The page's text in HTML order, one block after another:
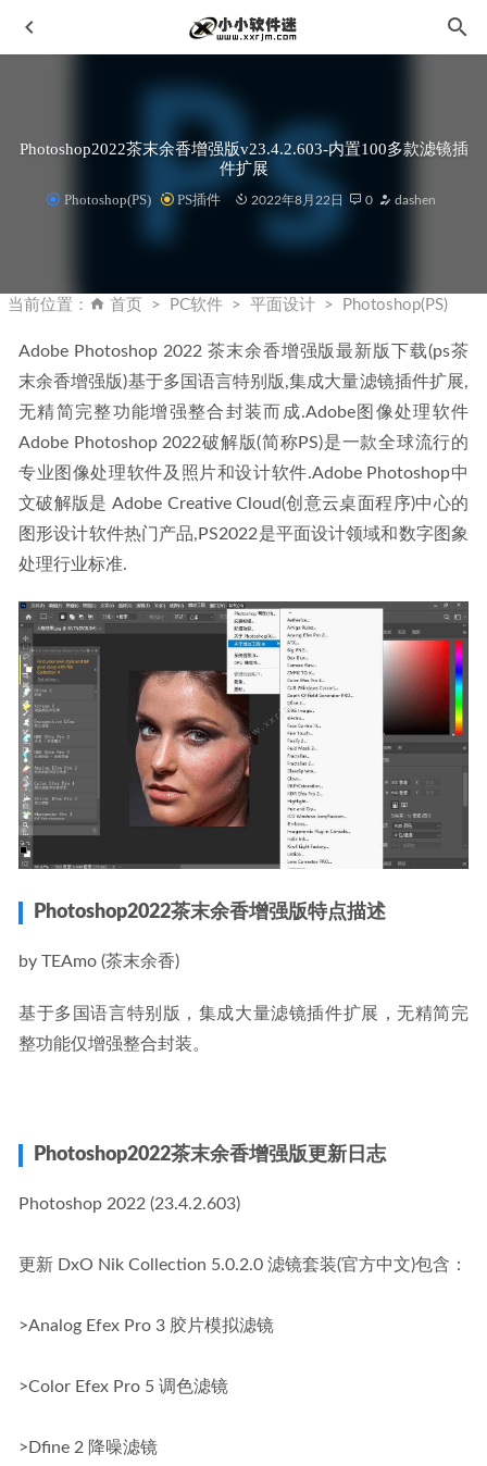
Photoshop2022茶末余香增强版v23.4.2.603-内置100多款滤镜插
件扩展
Photoshop(PS) PS插件 2022年8月22日 0 dashen
当前位置： 首页 PC软件 平面设计 Photoshop(PS)
Adobe Photoshop 2022 茶末余香增强版最新版下载(ps茶
末余香增强版)基于多国语言特别版,集成大量滤镜插件扩展,
无精简完整功能增强整合封装而成.Adobe图像处理软件
Adobe Photoshop 2022破解版(简称PS)是一款全球流行的
专业图像处理软件及照片和设计软件.Adobe Photoshop中
文破解版是 Adobe Creative Cloud(创意云桌面程序)中心的
图形设计软件热门产品,PS2022是平面设计领域和数字图象
处理行业标准.
Photoshop2022茶末余香增强版特点描述
by TEAmo (茶末余香)
基于多国语言特别版，集成大量滤镜插件扩展，无精简完
整功能仅增强整合封装。
Photoshop2022茶末余香增强版更新日志
Photoshop 2022 (23.4.2.603)
更新 DxO Nik Collection 5.0.2.0 滤镜套装(官方中文)包含：
>Analog Efex Pro 3 胶片模拟滤镜
>Color Efex Pro 5 调色滤镜
>Dfine 2 降噪滤镜
解版 2023-06-06
02-04
EaseUS Data Recovery Wizard 15.8破解版-易我数据恢复
2022-11-03
AutoCAD Civil3D 2011中文破解版下载地址和安装教程
2020-02-05
Tekla2016破解版-钢结构设计软件 2022-08-08